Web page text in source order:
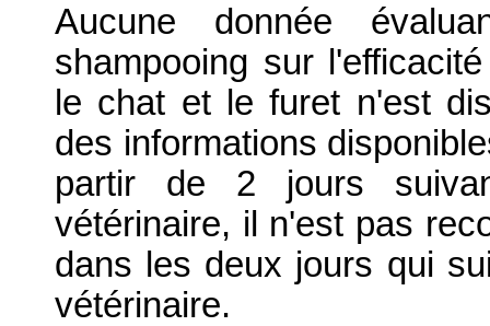
Aucune donnée
shampooing sur
le chat et le furet n'est
des informations
partir de 2 jours
vétérinaire, il n'est pas
dans les deux jours qui
vétérinaire.